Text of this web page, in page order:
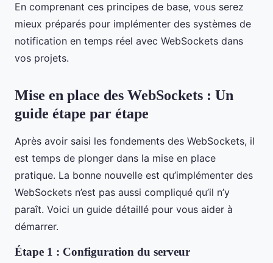
En comprenant ces principes de base, vous serez
mieux préparés pour implémenter des systèmes de
notification en temps réel avec WebSockets dans
vos projets.
Mise en place des WebSockets : Un
guide étape par étape
Après avoir saisi les fondements des WebSockets, il
est temps de plonger dans la mise en place
pratique. La bonne nouvelle est qu’implémenter des
WebSockets n’est pas aussi compliqué qu’il n’y
paraît. Voici un guide détaillé pour vous aider à
démarrer.
Étape 1 : Configuration du serveur